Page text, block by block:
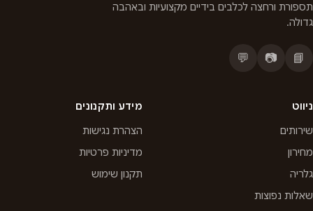
תספורת ורחצה לכלבים בידיים מקצועיות ובאהבה
גדולה.
📘
📷
💬
ניווט
שירותים
מחירון
גלריה
שאלות נפוצות
מידע ותקנונים
הצהרת נגישות
מדיניות פרטיות
תקנון שימוש